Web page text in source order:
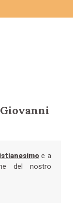
oe a
del nostro